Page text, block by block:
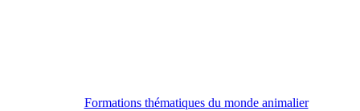
Formations thématiques du monde animalier